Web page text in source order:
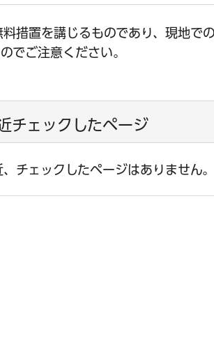
措置を講じるものであり、現地で
でご注意ください。
チェックしたページ
、チェックしたページはありません。